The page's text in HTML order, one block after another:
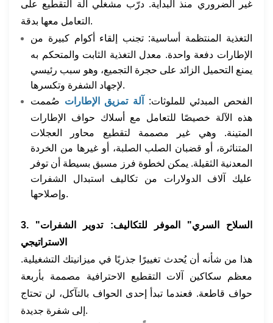
غير الضروري منذ البداية. درّب مشغلي آلة التقطيع على
التعامل معها بدقة.
التغذية المنتظمة أساسية: تجنب إلقاء أكوام كبيرة من
الإطارات دفعة واحدة. معدل التغذية الثابت والمتحكم به
يمنع التحميل الزائد على حجرة التجميع، وهو سبب رئيسي
لإجهاد الشفرة وتكسرها.
الفحص المبدئي للملوثات:
آلة تمزيق الإطارات صُممت
هذه الآلة خصيصًا للتعامل مع أسلاك حواف الإطارات
المتينة. وهي غير مصممة لتقطيع محاور العجلات
المتناثرة، أو قضبان الصلب الصلبة، أو غيرها من الخردة
المعدنية الثقيلة. يمكن لخطوة فرز مسبق بسيطة أن توفر
عليك آلاف الدولارات من تكاليف استبدال الشفرات
وإصلاحها.
3. "السلاح السري" الموفر للتكاليف: تدوير الشفرات
الاستراتيجي
هذا من شأنه أن يُحدث تغييرًا جذريًا في ميزانيتك التشغيلية.
معظم سكاكين آلات التقطيع الاحترافية مصممة بأربعة
حواف قاطعة. فعندما تبدأ إحدى الحواف بالتآكل، لن تحتاج
إلى شفرة جديدة.